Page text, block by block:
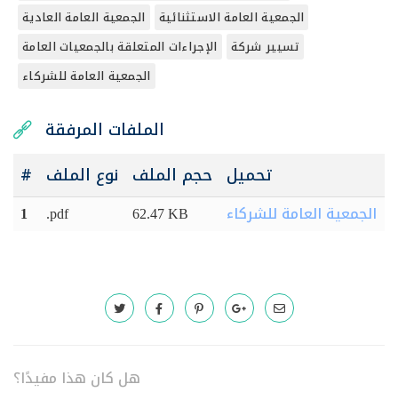
الجمعية العامة العادية
الجمعية العامة الاستثنائية
الإجراءات المتعلقة بالجمعيات العامة
تسيير شركة
الجمعية العامة للشركاء
الملفات المرفقة
# نوع الملف حجم الملف تحميل
1 .pdf 62.47 KB الجمعية العامة للشركاء
هل كان هذا مفيدًا؟